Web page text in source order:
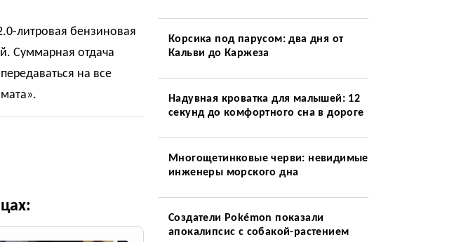
литровая бензиновая
Суммарная отдача
на все
Корсика под парусом: два дня от
Кальви до Каржеза
Надувная кроватка для малышей: 12
секунд до комфортного сна в дороге
Многощетинковые черви: невидимые
инженеры морского дна
Создатели Pokémon показали
апокалипсис с собакой-растением